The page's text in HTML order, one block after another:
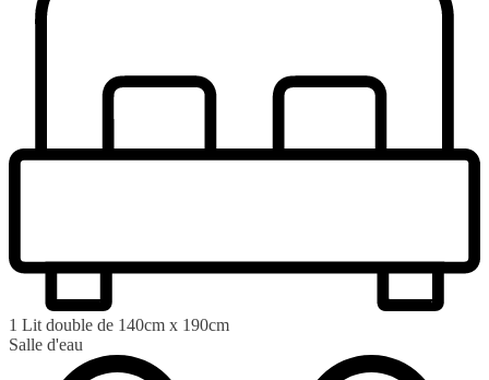
1 Lit double de 140cm x 190cm
Salle d'eau